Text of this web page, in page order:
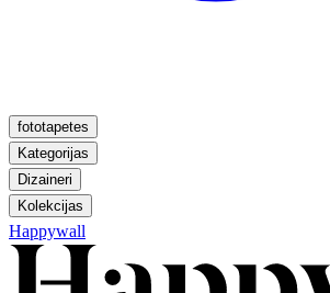
fototapetes
Kategorijas
Dizaineri
Kolekcijas
Happywall